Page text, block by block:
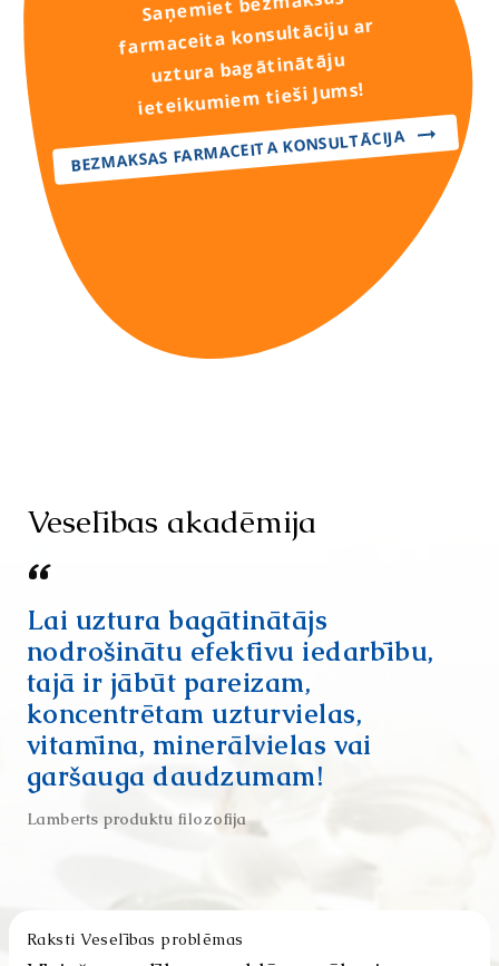
farmaceita konsultāciju ar
uztura bagātinātāju
ieteikumiem tieši Jums!
BEZMAKSAS FARMACEITA KONSULTĀCIJA
Veselības akadēmija
Lai uztura bagātinātājs
nodrošinātu efektīvu iedarbību,
tajā ir jābūt pareizam,
koncentrētam uzturvielas,
vitamīna, minerālvielas vai
garšauga daudzumam!
Lamberts produktu filozofija
Raksti Veselības problēmas